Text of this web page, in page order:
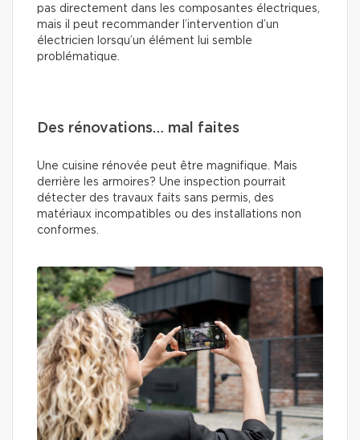
pas directement dans les composantes électriques,
mais il peut recommander l’intervention d’un
électricien lorsqu’un élément lui semble
problématique.
Des rénovations… mal faites
Une cuisine rénovée peut être magnifique. Mais
derrière les armoires? Une inspection pourrait
détecter des travaux faits sans permis, des
matériaux incompatibles ou des installations non
conformes.